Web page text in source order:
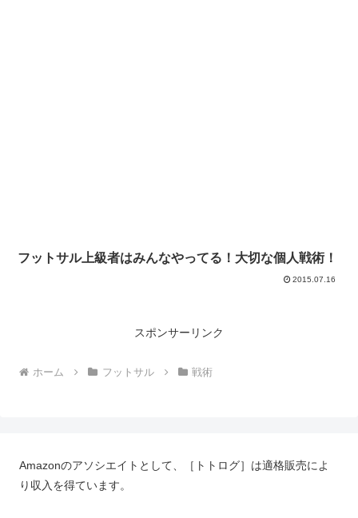
フットサル上級者はみんなやってる！大切な個人戦術！
2015.07.16
スポンサーリンク
ホーム フットサル 戦術
Amazonのアソシエイトとして、［トトログ］は適格販売によ
り収入を得ています。